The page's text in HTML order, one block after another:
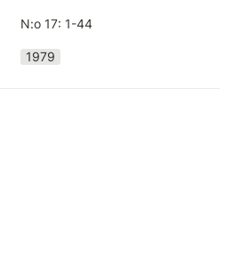
N:o 17: 1-44
1979